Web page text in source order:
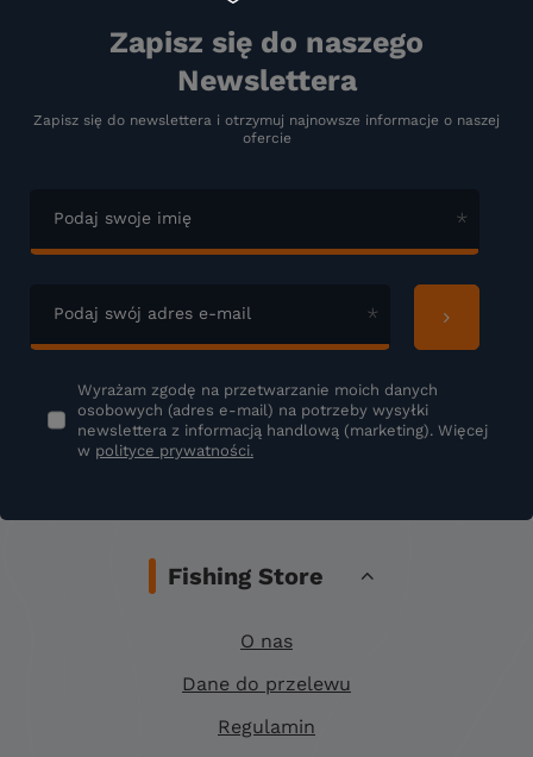
Zapisz się do naszego
Newslettera
Zapisz się do newslettera i otrzymuj najnowsze informacje o naszej
ofercie
Podaj swoje imię
Podaj swój adres e-mail
Wyrażam zgodę na przetwarzanie moich danych
osobowych (adres e-mail) na potrzeby wysyłki
newslettera z informacją handlową (marketing). Więcej
w polityce prywatności.
Fishing Store
O nas
Dane do przelewu
Regulamin